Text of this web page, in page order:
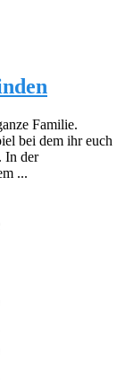
Familie.
bei dem ihr euch
In der
...